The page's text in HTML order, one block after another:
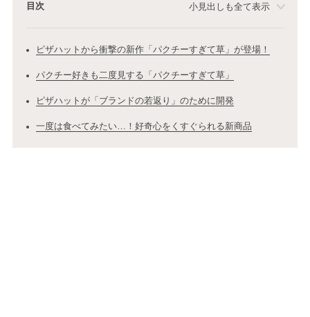
目次 小見出しも全て表示
ピザハットから衝撃の新作「パクチーすぎて草」が登場！
パクチー好きも二度見する「パクチーすぎて草」
ピザハットが「ブランドの若返り」のために開発
一度は食べてみたい…！好奇心をくすぐられる新商品